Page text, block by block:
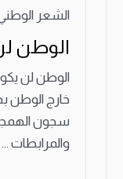
الشعر
الوطن
الوطن لن
خارج الوطن
سجون
والمرابطات ...